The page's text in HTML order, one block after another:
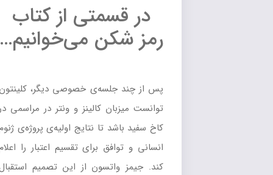
در قسمتی از کتاب
رمز شکن می‌خوانیم…
پس از چند جلسه‌ی خصوصی دیگر، کلینتون
توانست میزبان کالینز و ونتر در مراسمی در
کاخ سفید باشد تا نتایج اولیه‌ی پروژه‌ی ژنوم
انسانی و توافق برای تقسیم اعتبار را اعلام
کند. جیمز واتسون از این تصمیم استقبال